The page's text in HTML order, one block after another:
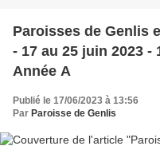
Paroisses de Genlis
- 17 au 25 juin 2023
Année A
Publié le 17/06/2023 à 13:56
Par Paroisse de Genlis